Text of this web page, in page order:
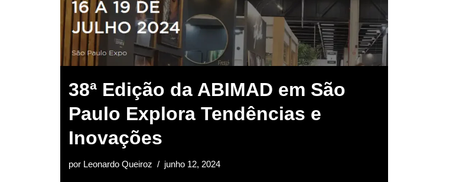
38ª Edição da ABIMAD em São
Paulo Explora Tendências e
Inovações
por Leonardo Queiroz junho 12, 2024